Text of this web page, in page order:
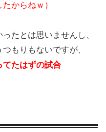
からねｗ）
たとは思いませんし、
もりもないですが、
てたはずの試合